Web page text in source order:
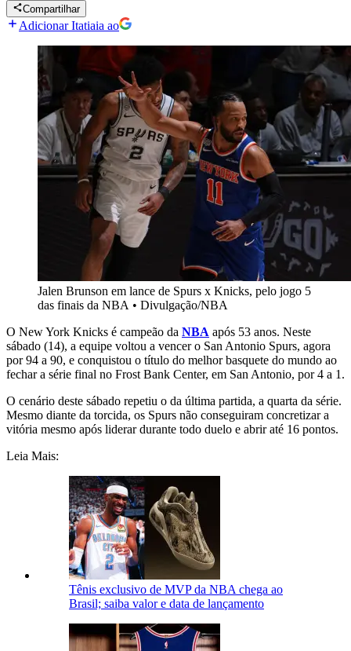
Compartilhar
Adicionar Itatiaia ao
Jalen Brunson em lance de Spurs x Knicks, pelo jogo 5
das finais da NBA • Divulgação/NBA
O New York Knicks é campeão da NBA após 53 anos. Neste
sábado (14), a equipe voltou a vencer o San Antonio Spurs, agora
por 94 a 90, e conquistou o título do melhor basquete do mundo ao
fechar a série final no Frost Bank Center, em San Antonio, por 4 a 1.
O cenário deste sábado repetiu o da última partida, a quarta da série.
Mesmo diante da torcida, os Spurs não conseguiram concretizar a
vitória mesmo após liderar durante todo duelo e abrir até 16 pontos.
Leia Mais:
Tênis exclusivo de MVP da NBA chega ao
Brasil; saiba valor e data de lançamento